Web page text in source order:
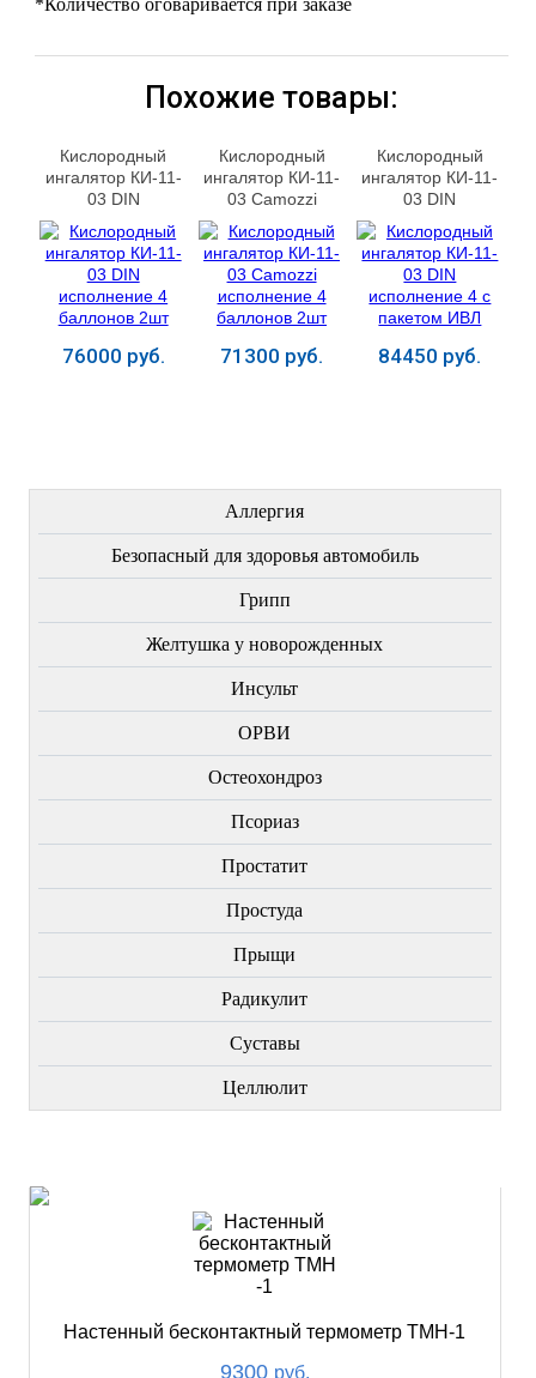
*Количество оговаривается при заказе
Похожие товары:
Кислородный
ингалятор КИ-11-
03 DIN
баллонов 2шт
76000 руб.
Кислородный
ингалятор КИ-11-
03 Camozzi
баллонов 2шт
71300 руб.
Кислородный
ингалятор КИ-11-
03 DIN
исполнение 4 с
пакетом ИВЛ
84450 руб.
Аллергия
Безопасный для здоровья автомобиль
Грипп
Желтушка у новорожденных
Инсульт
ОРВИ
Остеохондроз
Пcориаз
Простатит
Простуда
Прыщи
Радикулит
Суставы
Целлюлит
Настенный бесконтактный термометр ТМН-1
9300 руб.